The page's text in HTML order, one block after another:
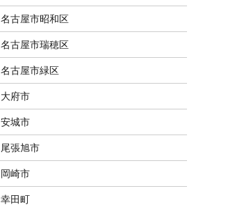
名古屋市昭和区
名古屋市瑞穂区
名古屋市緑区
大府市
安城市
尾張旭市
岡崎市
幸田町